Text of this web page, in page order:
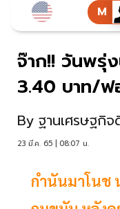
จ๊าก!! วันพรุ่
3.40 บาท/ฟ
By ฐานเศรษฐกิ
23 มี.ค. 65 | 08:07 น.
กำนันมาโนช